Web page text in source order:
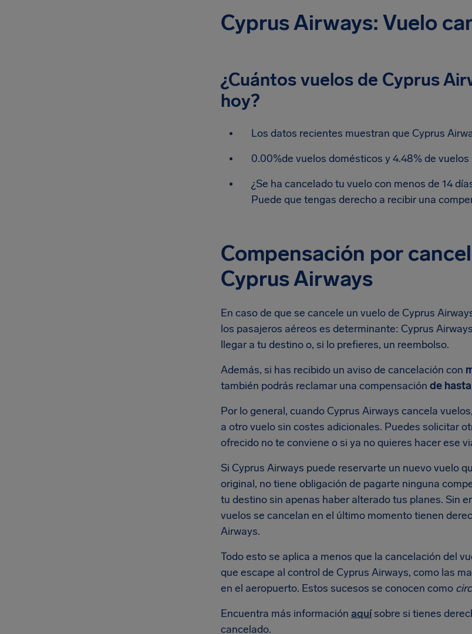
Cyprus Airways: Vuelo
¿Cuántos vuelos de Cyprus
hoy?
Los datos recientes muestran que Cyprus
0.00%de vuelos domésticos y 4.48% de
¿Se ha cancelado tu vuelo con menos de 14
Puede que tengas derecho a recibir una
Compensación por
Cyprus Airways
En caso de que se cancele un vuelo de Cyprus
los pasajeros aéreos es determinante: Cyprus
llegar a tu destino o, si lo prefieres, un reembolso.
Además, si has recibido un aviso de cancelación con
también podrás reclamar una compensación de
Por lo general, cuando Cyprus Airways cancela
a otro vuelo sin costes adicionales. Puedes solicitar
ofrecido no te conviene o si ya no quieres hacer ese
Si Cyprus Airways puede reservarte un nuevo vuelo
original, no tiene obligación de pagarte ninguna
tu destino sin apenas haber alterado tus planes. Sin
vuelos se cancelan en el último momento tienen
Airways.
Todo esto se aplica a menos que la cancelación del
que escape al control de Cyprus Airways, como las
en el aeropuerto. Estos sucesos se conocen como
Encuentra más información aquísobre si tienes
cancelado.